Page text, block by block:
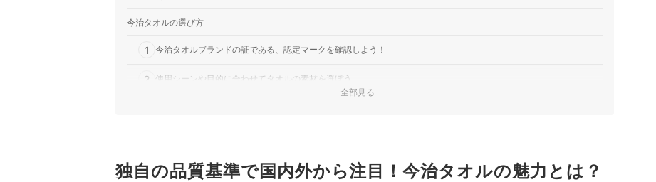
今治タオルの選び方
1 今治タオルブランドの証である、認定マークを確認しよう！
2 使用シーンや目的に合わせてタオルの素材を選ぼう
5 用途に合わせて、形状やサイズを選ぼう
全部見る
独自の品質基準で国内外から注目！今治タオルの魅力とは？